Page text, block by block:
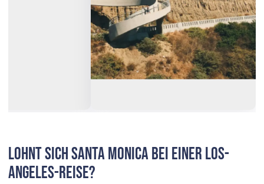
Lohnt sich Santa Monica bei einer Los-
Angeles-Reise?